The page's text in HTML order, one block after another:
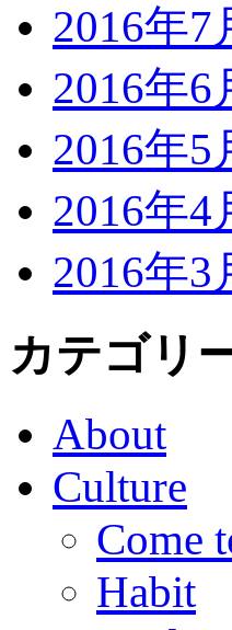
2016年7
2016年6
2016年5
2016年4
2016年3
カテゴリ
About
Culture
Come
Habit